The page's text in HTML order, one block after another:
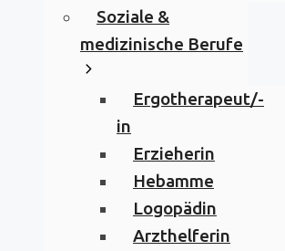
Soziale &
medizinische Berufe
Ergotherapeut/-
in
Erzieherin
Hebamme
Logopädin
Arzthelferin